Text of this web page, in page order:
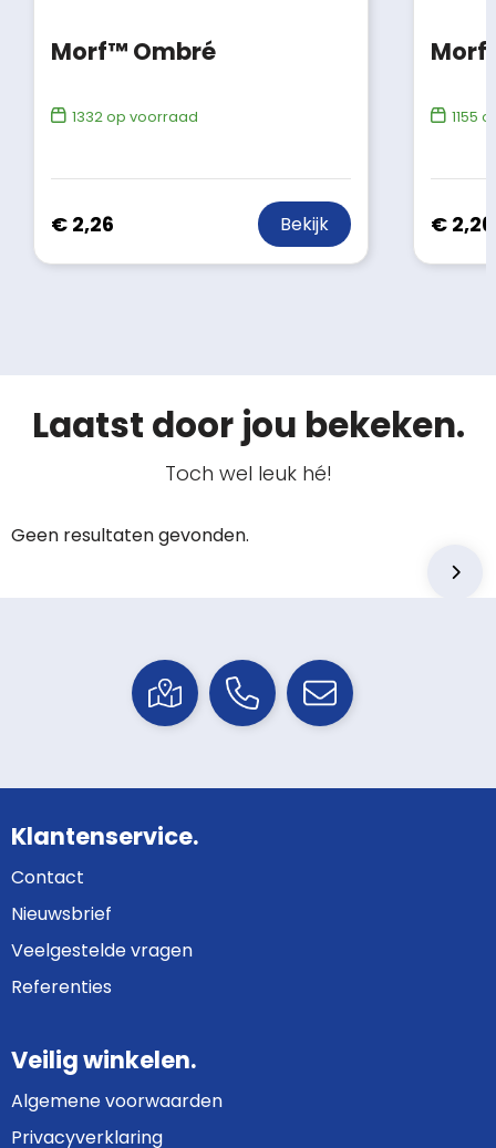
Morf™ Ombré
1332op voorraad
€ 2,26 Bekijk
1155
€ 2,26
Laatst door jou bekeken.
Toch wel leuk hé!
Geen resultaten gevonden.
Klantenservice.
Contact
Nieuwsbrief
Veelgestelde vragen
Referenties
Veilig winkelen.
Algemene voorwaarden
Privacyverklaring